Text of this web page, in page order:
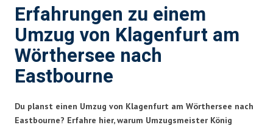
Erfahrungen zu einem
Umzug von Klagenfurt am
Wörthersee nach
Eastbourne
Du planst einen Umzug von Klagenfurt am Wörthersee nach
Eastbourne? Erfahre hier, warum Umzugsmeister König